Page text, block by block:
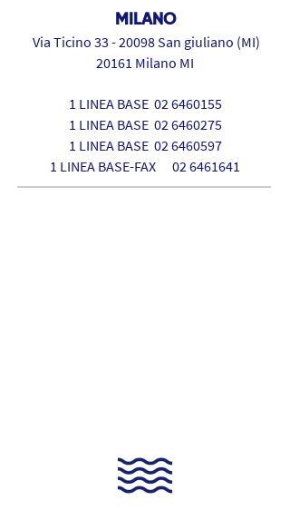
MILANO
Via Ticino 33 - 20098San giuliano (MI)
20161 Milano MI
1 LINEA BASE 02 6460155
1 LINEA BASE 02 6460275
1 LINEA BASE 02 6460597
1 LINEA BASE-FAX 02 6461641